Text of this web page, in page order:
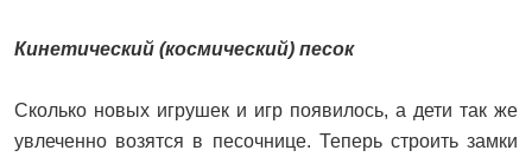
Кинетический (космический) песок
Сколько новых игрушек и игр появилось, а дети так же
увлеченно возятся в песочнице. Теперь строить замки